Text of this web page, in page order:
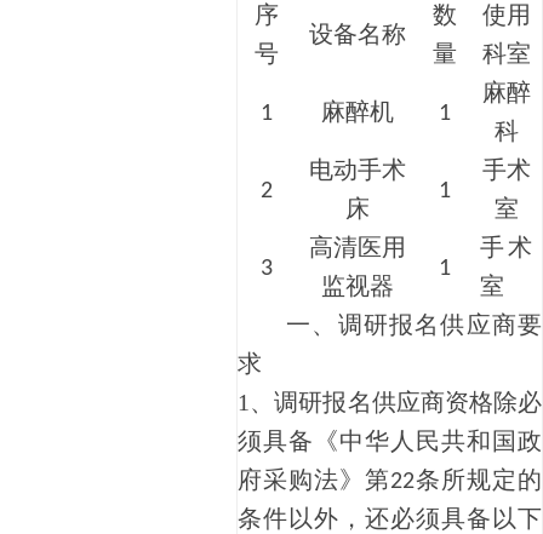
序
号
设备名称
数
量
使用
科室
1 麻醉机 1
麻醉
科
2
电动手术
床
1
手术
室
3
高清医用
监视器
1
手术
室
一、 调研报名供应商要
求
1、调研报名供应商资格除必
须具备《中华人民共和国政
府采购法》第22条所规定的
条件以外，还必须具备以下